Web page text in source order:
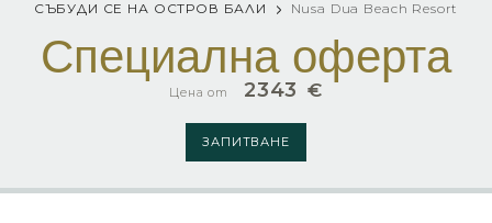
СЪБУДИ СЕ НА ОСТРОВ БАЛИ
Nusa Dua Beach Resort
Специална оферта
Цена от 2343 €
ЗАПИТВАНЕ